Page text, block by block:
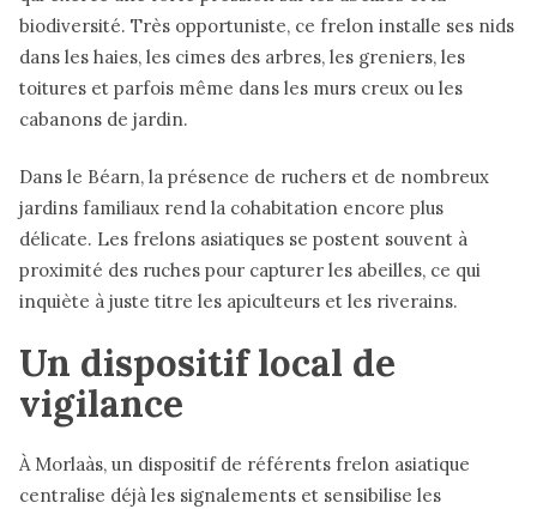
biodiversité. Très opportuniste, ce frelon installe ses nids
dans les haies, les cimes des arbres, les greniers, les
toitures et parfois même dans les murs creux ou les
cabanons de jardin.
Dans le Béarn, la présence de ruchers et de nombreux
jardins familiaux rend la cohabitation encore plus
délicate. Les frelons asiatiques se postent souvent à
proximité des ruches pour capturer les abeilles, ce qui
inquiète à juste titre les apiculteurs et les riverains.
Un dispositif local de
vigilance
À Morlaàs, un dispositif de référents frelon asiatique
centralise déjà les signalements et sensibilise les